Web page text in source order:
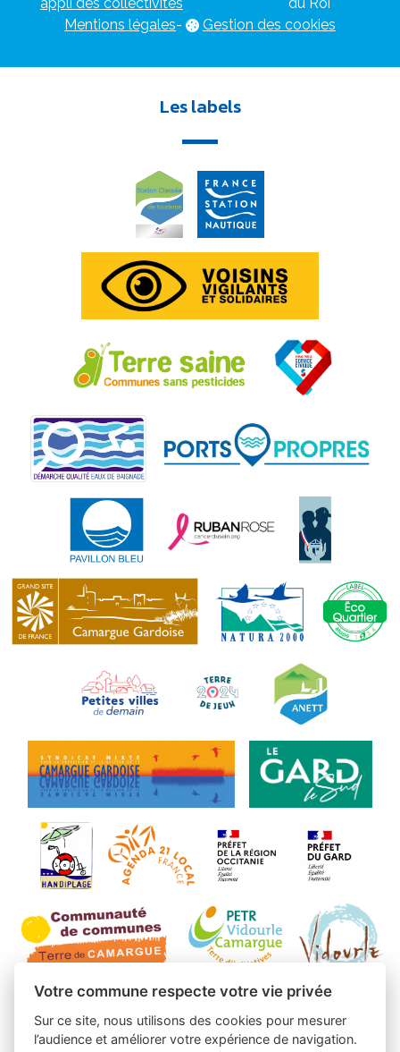
Mentions légales- Gestion des cookies
Les labels
Votre commune respecte votre vie privée
Sur ce site, nous utilisons des cookies pour mesurer
l’audience et améliorer votre expérience de navigation.